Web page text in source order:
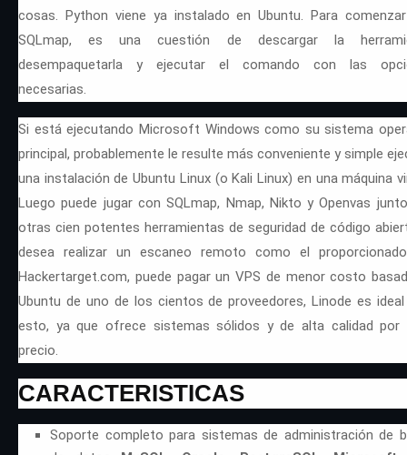
cosas. Python viene ya instalado en Ubuntu. Para
SQLmap, es una cuestión de descargar la
desempaquetarla y ejecutar el comando con las
necesarias.
Si está ejecutando Microsoft Windows como su sistema
principal, probablemente le resulte más conveniente y simple
una instalación de Ubuntu Linux (o Kali Linux) en una máquina
Luego puede jugar con SQLmap, Nmap, Nikto y Openvas
otras cien potentes herramientas de seguridad de código
desea realizar un escaneo remoto como el
Hackertarget.com, puede pagar un VPS de menor costo
Ubuntu de uno de los cientos de proveedores, Linode es
esto, ya que ofrece sistemas sólidos y de alta calidad por
precio.
CARACTERISTICAS
Soporte completo para sistemas de administración de